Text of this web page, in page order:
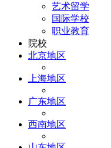
艺术留学
国际学校
职业教育
院校
北京地区
上海地区
广东地区
西南地区